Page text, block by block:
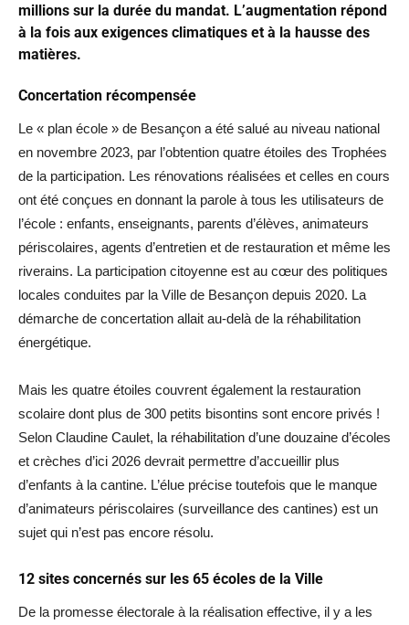
millions sur la durée du mandat. L’augmentation répond
à la fois aux exigences climatiques et à la hausse des
matières.
Concertation récompensée
Le « plan école » de Besançon a été salué au niveau national
en novembre 2023, par l’obtention quatre étoiles des Trophées
de la participation. Les rénovations réalisées et celles en cours
ont été conçues en donnant la parole à tous les utilisateurs de
l’école : enfants, enseignants, parents d’élèves, animateurs
périscolaires, agents d’entretien et de restauration et même les
riverains. La participation citoyenne est au cœur des politiques
locales conduites par la Ville de Besançon depuis 2020. La
démarche de concertation allait au-delà de la réhabilitation
énergétique.
Mais les quatre étoiles couvrent également la restauration
scolaire dont plus de 300 petits bisontins sont encore privés !
Selon Claudine Caulet, la réhabilitation d’une douzaine d’écoles
et crèches d’ici 2026 devrait permettre d’accueillir plus
d’enfants à la cantine. L’élue précise toutefois que le manque
d’animateurs périscolaires (surveillance des cantines) est un
sujet qui n’est pas encore résolu.
12 sites concernés sur les 65 écoles de la Ville
De la promesse électorale à la réalisation effective, il y a les